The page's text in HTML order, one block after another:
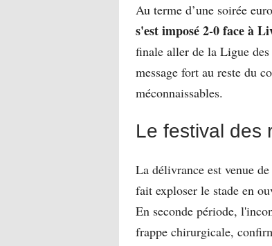
Au terme d’une soirée
s'est imposé 2-0 face à
finale aller de la Ligue
message fort au reste du
méconnaissables.
Le festival des
La délivrance est venue
fait exploser le stade en
En seconde période,
frappe chirurgicale,